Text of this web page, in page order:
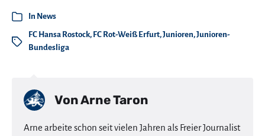
In News
FC Hansa Rostock, FC Rot-Weiß Erfurt,Junioren,Junioren-
Bundesliga
VonArne Taron
Arne arbeite schon seit vielen Jahren als Freier Journalist